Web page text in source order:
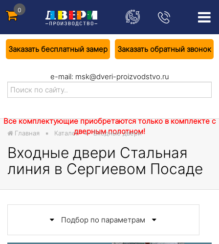
0
Заказать бесплатный замер Заказать обратный звонок
e-mail: msk@dveri-proizvodstvo.ru
Все комплектующие приобретаются только в комплекте с
дверным полотном!
Главная Каталог Входные двери
Входные двери Стальная
линия в Сергиевом Посаде
Подбор по параметрам